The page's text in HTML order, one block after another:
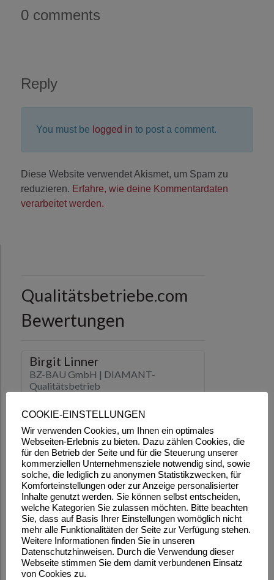
0 comments
Reply
You must be logged in to post a comment.
Diese Website verwendet Akismet, um Spam zu
reduzieren. Erfahre, wie deine Kommentardaten
verarbeitet werden.
COOKIE-EINSTELLUNGEN
Wir verwenden Cookies, um Ihnen ein optimales
Webseiten-Erlebnis zu bieten. Dazu zählen Cookies, die
für den Betrieb der Seite und für die Steuerung unserer
kommerziellen Unternehmensziele notwendig sind, sowie
solche, die lediglich zu anonymen Statistikzwecken, für
Komforteinstellungen oder zur Anzeige personalisierter
Inhalte genutzt werden. Sie können selbst entscheiden,
welche Kategorien Sie zulassen möchten. Bitte beachten
Sie, dass auf Basis Ihrer Einstellungen womöglich nicht
mehr alle Funktionalitäten der Seite zur Verfügung stehen.
Weitere Informationen finden Sie in unseren
Datenschutzhinweisen. Durch die Verwendung dieser
Webseite stimmen Sie dem damit verbundenen Einsatz
von Cookies zu.